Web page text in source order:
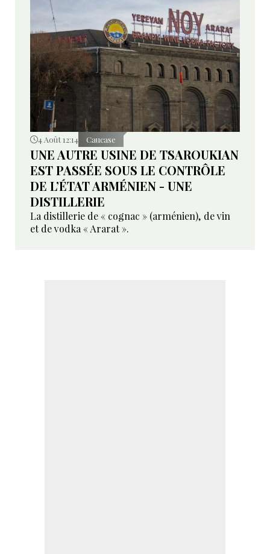
4 Août 12:14 Caucase
UNE AUTRE USINE DE TSAROUKIAN
EST PASSÉE SOUS LE CONTRÔLE
DE L’ÉTAT ARMÉNIEN - UNE
DISTILLERIE
La distillerie de « cognac » (arménien), de vin
et de vodka « Ararat ».